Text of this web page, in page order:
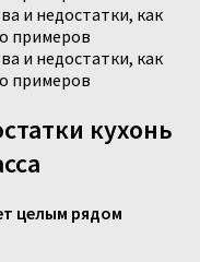
кухонь
целым рядом